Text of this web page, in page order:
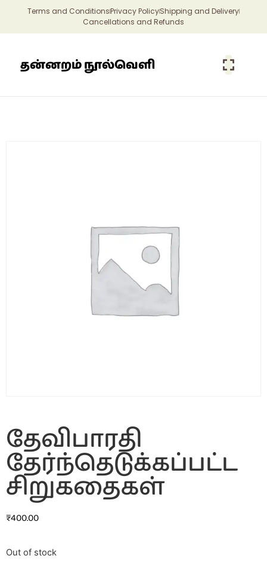
Terms and ConditionsPrivacy PolicyShipping and Delivery
Cancellations and Refunds
தன்னறம் நூல்வெளி
தேவிபாரதி
தேர்ந்தெடுக்கப்பட்ட
சிறுகதைகள்
₹400.00
Out of stock